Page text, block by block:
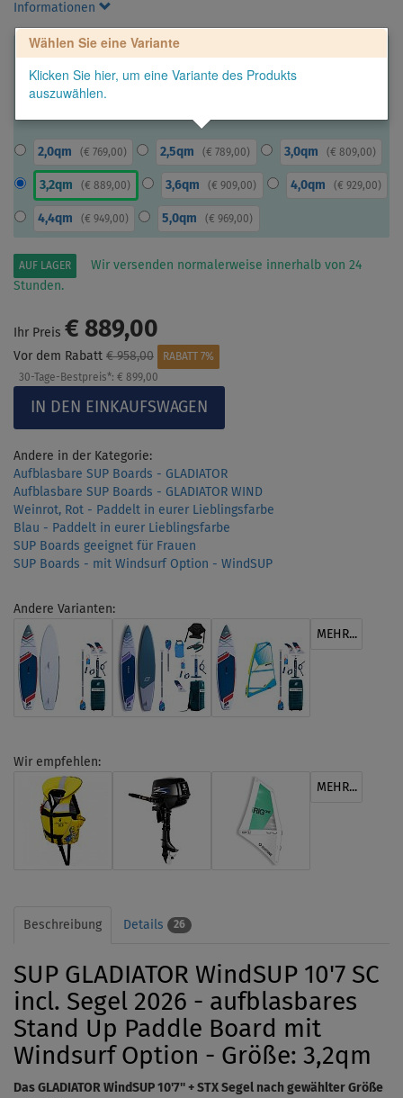
Informationen
Wählen Sie eine Variante
Klicken Sie hier, um eine Variante des Produkts
auszuwählen.
2,0qm ( € 769,00) 2,5qm (€ 789,00) 3,0qm ( € 809,00)
3,2qm ( € 889,00) 3,6qm (€ 909,00) 4,0qm ( € 929,00)
4,4qm ( € 949,00) 5,0qm (€ 969,00)
AUF LAGER
Wir versenden normalerweise innerhalb von 24
Stunden.
Ihr Preis € 889,00
Vor dem Rabatt € 958,00
RABATT 7%
30-Tage-Bestpreis*: € 899,00
Andere in der Kategorie:
Aufblasbare SUP Boards - GLADIATOR
Aufblasbare SUP Boards - GLADIATOR WIND
Weinrot, Rot - Paddelt in eurer Lieblingsfarbe
Blau - Paddelt in eurer Lieblingsfarbe
SUP Boards geeignet für Frauen
SUP Boards - mit Windsurf Option - WindSUP
Andere Varianten:
MEHR...
Wir empfehlen:
MEHR...
Beschreibung Details 26
SUP GLADIATOR WindSUP 10'7 SC
incl. Segel 2026 - aufblasbares
Stand Up Paddle Board mit
Windsurf Option - Größe: 3,2qm
Das GLADIATOR WindSUP 10'7'' + STX Segel nach gewählter Größe